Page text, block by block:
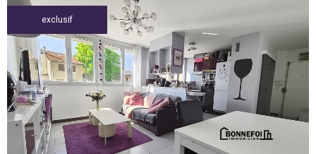
exclusif
voir le
bien